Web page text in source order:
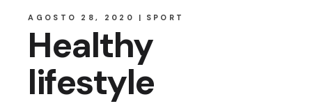
AGOSTO 28, 2020 SPORT
Healthy
lifestyle